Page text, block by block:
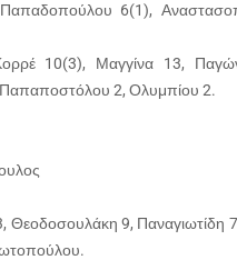
6(1),
10(3), Μαγγίνα 13,
2, Ολυμπίου 2.
9, Παναγιωτίδη